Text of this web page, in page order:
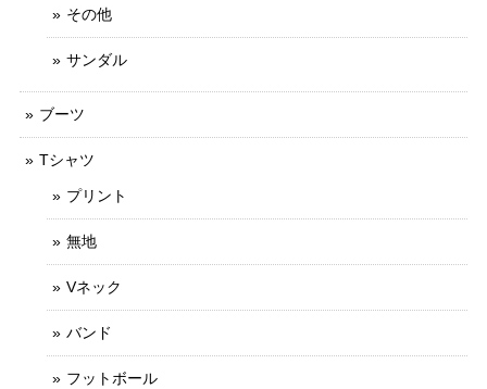
その他
サンダル
ブーツ
Tシャツ
プリント
無地
Vネック
バンド
フットボール